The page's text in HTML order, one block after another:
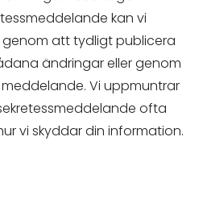
kan vi
att tydligt publicera
ändringar eller genom
Vi uppmuntrar
ofta
vi skyddar din information.